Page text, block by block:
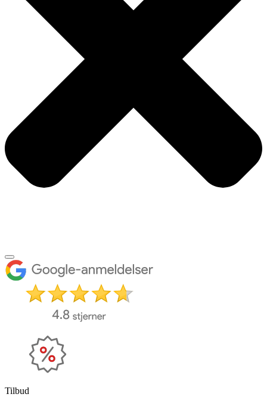
Tilbud